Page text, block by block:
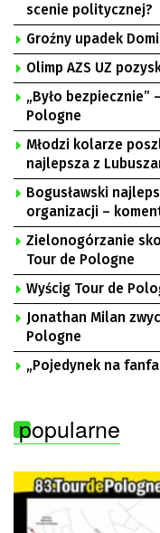
scenie politycznej?
Groźny upadek
Olimp AZS UZ
„Było
Pologne
Młodzi kolarze
najlepsza z
Bogusławski
organizacji –
Zielonogórzanie
Tour de Pologne
Wyścig Tour de
Jonathan Milan
Pologne
„Pojedynek na
popularne